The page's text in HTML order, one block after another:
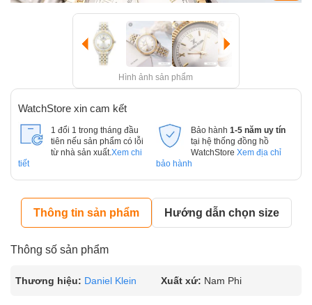
Hình ảnh sản phẩm
WatchStore xin cam kết
1 đổi 1 trong tháng đầu
tiên nếu sản phẩm có lỗi
từ nhà sản xuất. Xem chi
tiết
Bảo hành 1-5 năm uy tín
tại hệ thống đồng hồ
WatchStore Xem địa chỉ
bảo hành
Thông tin sản phẩm Hướng dẫn chọn size
Thông số sản phẩm
Thương hiệu: Daniel Klein Xuất xứ: Nam Phi